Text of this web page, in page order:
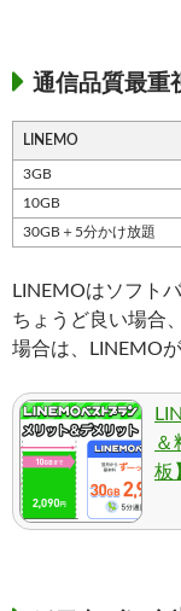
通信品質最重
LINEMO
3GB
10GB
30GB＋5分かけ放題
LINEMOはソフト
ちょうど良い場合
場合は、LINEMO
＆
板